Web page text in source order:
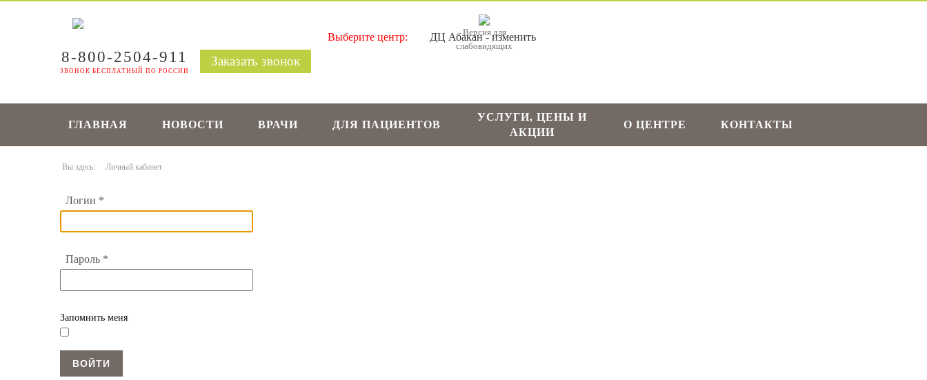
ДЦ Абакан - изменить
8-800-2504-911
ЗВОНОК БЕСПЛАТНЫЙ ПО РОССИИ
Заказать звонок
Версия для
слабовидящих
ГЛАВНАЯ НОВОСТИ ВРАЧИ ДЛЯ ПАЦИЕНТОВ
УСЛУГИ, ЦЕНЫ И
АКЦИИ
О ЦЕНТРЕ КОНТАКТЫ
Вы здесь: Личный кабинет
Логин *
Пароль *
Запомнить меня
ВОЙТИ